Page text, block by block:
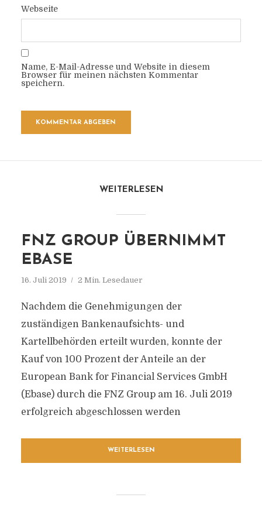
Webseite
Name, E-Mail-Adresse und Website in diesem
Browser für meinen nächsten Kommentar
speichern.
WEITERLESEN
FNZ GROUP ÜBERNIMMT
EBASE
16. Juli 2019 2 Min. Lesedauer
Nachdem die Genehmigungen der
zuständigen Bankenaufsichts- und
Kartellbehörden erteilt wurden, konnte der
Kauf von 100 Prozent der Anteile an der
European Bank for Financial Services GmbH
(Ebase) durch die FNZ Group am 16. Juli 2019
erfolgreich abgeschlossen werden
WEITERLESEN